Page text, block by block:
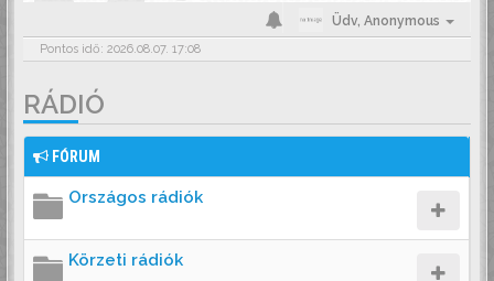
Üdv, Anonymous
Pontos idő: 2026.08.07. 17:08
RÁDIÓ
FÓRUM
Országos rádiók
Körzeti rádiók